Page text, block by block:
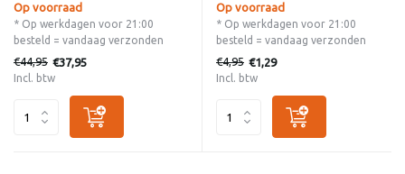
Op voorraad
* Op werkdagen voor 21:00
besteld = vandaag verzonden
€44,95 €37,95
Incl. btw
Op voorraad
* Op werkdagen voor 21:00
besteld = vandaag verzonden
€4,95 €1,29
Incl. btw